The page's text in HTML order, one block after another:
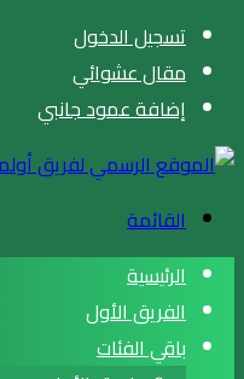
تسجيل الدخول
مقال عشوائي
إضافة عمود جانبي
القائمة
الرئيسية
الفريق الأول
باقي الفئات